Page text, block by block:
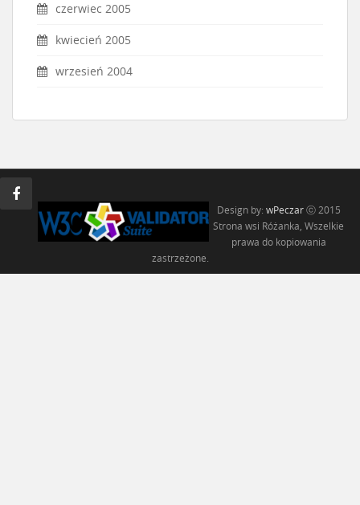
czerwiec 2005
kwiecień 2005
wrzesień 2004
Design by: wPeczar ⓒ 2015
Strona wsi Różanka, Wszelkie
prawa do kopiowania
zastrzeżone.